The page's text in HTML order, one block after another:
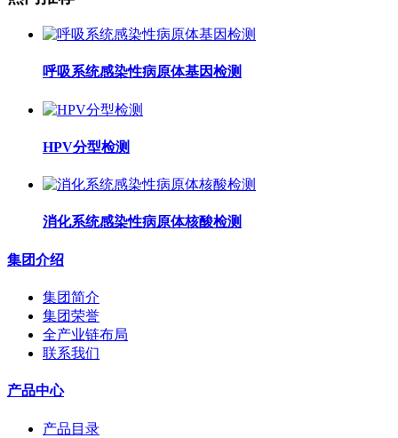
呼吸系统感染性病原体基因检测
HPV分型检测
消化系统感染性病原体核酸检测
集团介绍
集团简介
集团荣誉
全产业链布局
联系我们
产品中心
产品目录